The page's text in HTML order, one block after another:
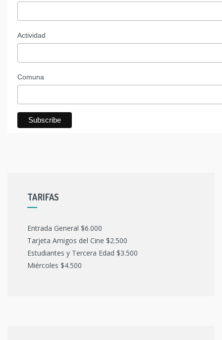
Actividad
Comuna
TARIFAS
Entrada General $6.000
Tarjeta Amigos del Cine $2.500
Estudiantes y Tercera Edad $3.500
Miércoles $4.500